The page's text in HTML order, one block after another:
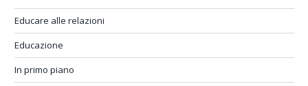
Educare alle relazioni
Educazione
In primo piano